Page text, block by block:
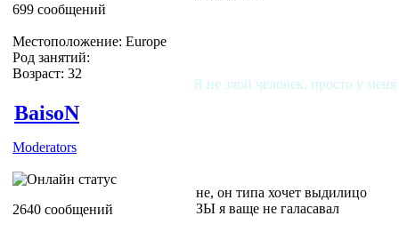
699 сообщений
Местоположение: Europe
Род занятий:
Возраст: 32
Я не злой человек, просто у
BaisoN
Moderators
2640 сообщений
не, он типа хочет выдилицо
ЗЫ я ваще не галасавал